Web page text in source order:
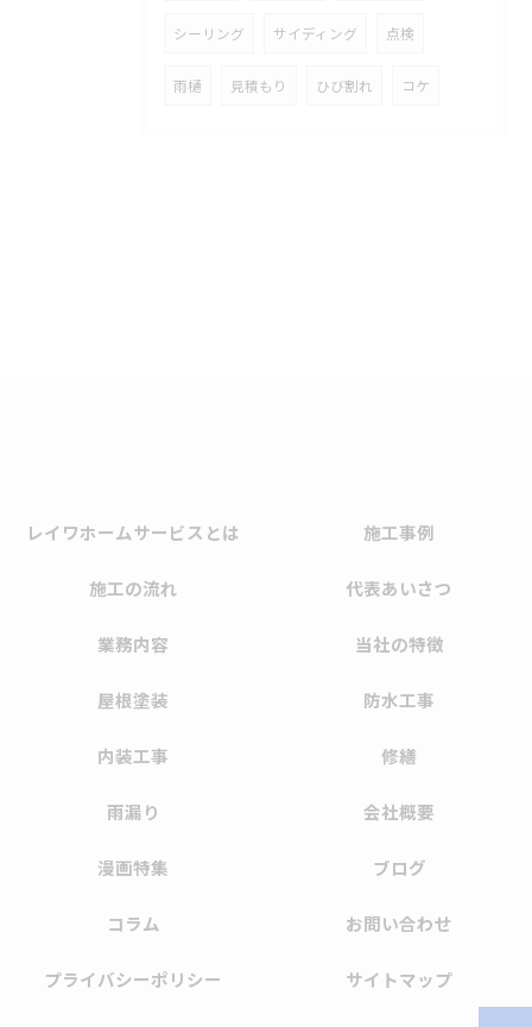
シーリング サイディング 点検
雨樋 見積もり ひび割れ コケ
レイワホームサービスとは 施工事例
施工の流れ 代表あいさつ
業務内容 当社の特徴
屋根塗装 防水工事
内装工事 修繕
雨漏り 会社概要
漫画特集 ブログ
コラム お問い合わせ
プライバシーポリシー サイトマップ